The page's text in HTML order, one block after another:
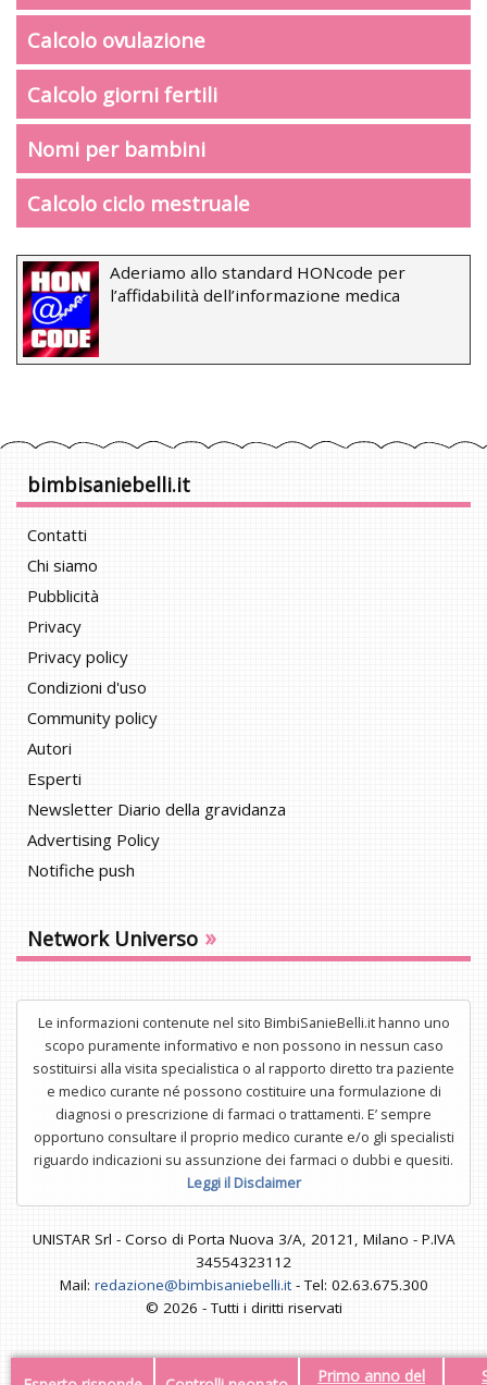
Primo anno del
Calcolo ovulazione
Calcolo giorni fertili
Nomi per bambini
Calcolo ciclo mestruale
Aderiamo allo standard HONcode per
l’affidabilità dell’informazione medica
bimbisaniebelli.it
Contatti
Chi siamo
Pubblicità
Privacy
Privacy policy
Condizioni d'uso
Community policy
Autori
Esperti
Newsletter Diario della gravidanza
Advertising Policy
Notifiche push
Network Universo »
Le informazioni contenute nel sito BimbiSanieBelli.it hanno uno
scopo puramente informativo e non possono in nessun caso
sostituirsi alla visita specialistica o al rapporto diretto tra paziente
e medico curante né possono costituire una formulazione di
diagnosi o prescrizione di farmaci o trattamenti. E’ sempre
opportuno consultare il proprio medico curante e/o gli specialisti
riguardo indicazioni su assunzione dei farmaci o dubbi e quesiti.
Leggi il Disclaimer
UNISTAR Srl - Corso di Porta Nuova 3/A, 20121, Milano - P.IVA
34554323112
Mail: redazione@bimbisaniebelli.it- Tel: 02.63.675.300
© 2026 - Tutti i diritti riservati